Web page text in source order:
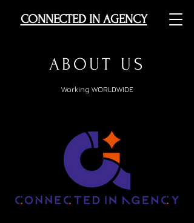
CONNECTED IN AGENCY
ABOUT US
Working WORLDWIDE